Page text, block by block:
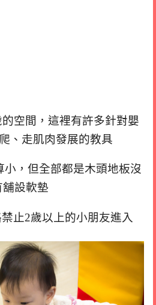
空間，這裡有許多針對嬰
、走肌肉發展的教具
，但全部都是木頭地板沒
舖設軟墊
止2歲以上的小朋友進入